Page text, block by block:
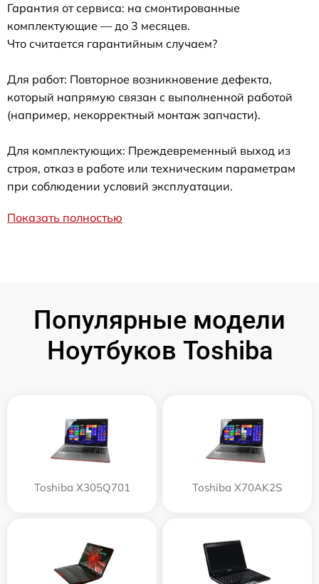
Гарантия от сервиса: на смонтированные
комплектующие — до 3 месяцев.
Что считается гарантийным случаем?
Для работ: Повторное возникновение дефекта,
который напрямую связан с выполненной работой
(например, некорректный монтаж запчасти).
Для комплектующих: Преждевременный выход из
строя, отказ в работе или техническим параметрам
при соблюдении условий эксплуатации.
Показать полностью
Популярные модели
Ноутбуков Toshiba
Toshiba X305Q701 Toshiba X70AK2S